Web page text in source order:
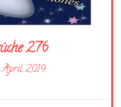
276
2019